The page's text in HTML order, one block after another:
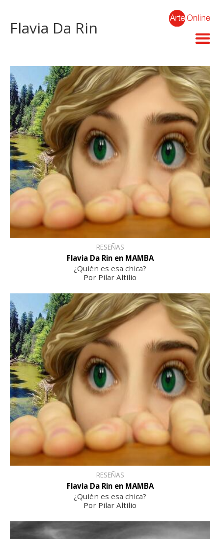
Flavia Da Rin
RESEÑAS
Flavia Da Rin en MAMBA
¿Quién es esa chica?
Por Pilar Altilio
RESEÑAS
Flavia Da Rin en MAMBA
¿Quién es esa chica?
Por Pilar Altilio